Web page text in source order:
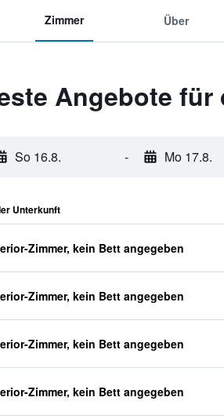
Zimmer Über
Angebote für
So 16.8. - Mo 17.8.
Unterkunft
Zimmer, kein Bett angegeben
Zimmer, kein Bett angegeben
Zimmer, kein Bett angegeben
Zimmer, kein Bett angegeben